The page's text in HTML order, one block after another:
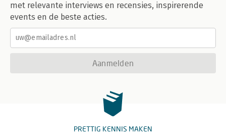
met relevante interviews en recensies, inspirerende
events en de beste acties.
Aanmelden
PRETTIG KENNIS MAKEN